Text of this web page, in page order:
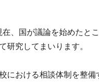
、国が議論を始めたとこ
研究してまいります。
における相談体制を整